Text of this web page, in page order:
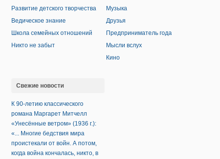
Развитие детского творчества
Ведическое знание
Школа семейных отношений
Никто не забыт
Музыка
Друзья
Предприниматель года
Мысли вслух
Кино
Свежие новости
К 90-летию классического
романа Маргарет Митчелл
«Унесённые ветром» (1936 г.):
«... Многие бедствия мира
проистекали от войн. А потом,
когда война кончалась, никто, в